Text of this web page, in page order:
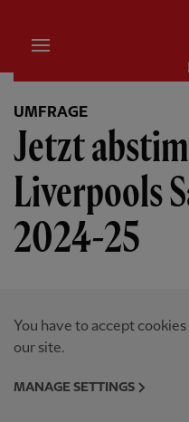
UMFRAGE
Jetzt
Liverpools
2024-25
You have to accept
our site.
MANAGE SETTINGS